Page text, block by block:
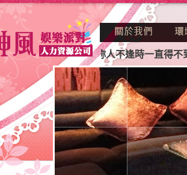
到工作？也許妳人不逢時一直得不到老